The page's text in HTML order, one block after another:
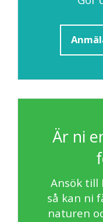
Är ni
Ansök till
så kan ni
naturen